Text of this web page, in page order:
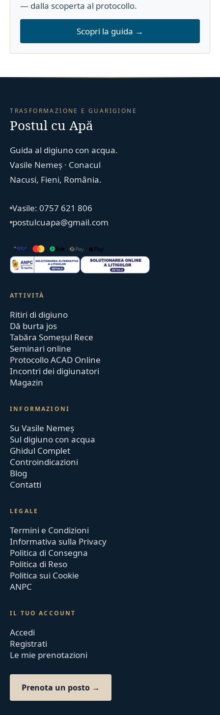
— dalla scoperta al protocollo.
Scopri la guida →
TRASFORMAZIONE E GUARIGIONE
Postul cu Apă
Guida al digiuno con acqua.
Vasile Nemeș · Conacul
Nacusi, Fieni, România.
Vasile: 0757 621 806
postulcuapa@gmail.com
ATTIVITÀ
Ritiri di digiuno
Dă burta jos
Tabăra Someșul Rece
Seminari online
Protocollo ACAD Online
Incontri dei digiunatori
Magazin
INFORMAZIONI
Su Vasile Nemeș
Sul digiuno con acqua
Ghidul Complet
Controindicazioni
Blog
Contatti
LEGALE
Termini e Condizioni
Informativa sulla Privacy
Politica di Consegna
Politica di Reso
Politica sui Cookie
ANPC
IL TUO ACCOUNT
Accedi
Registrati
Le mie prenotazioni
Prenota un posto →